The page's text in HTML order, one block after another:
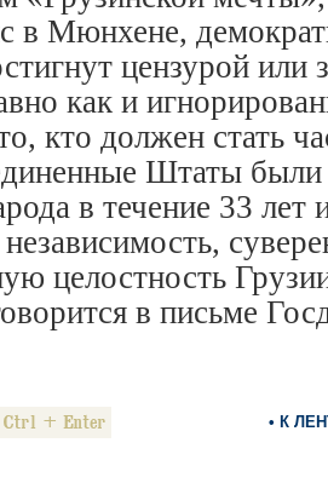
в Мюнхене,
цензурой или
как и
кто должен стать
Штаты были
в течение 33 лет
целостность
в письме
• К